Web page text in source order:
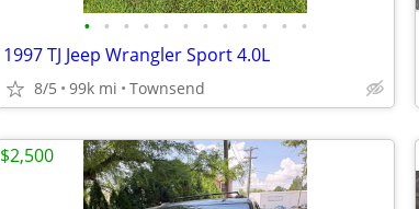
• • • • • • • • • • • •
1997 TJ Jeep Wrangler Sport 4.0L
8/5 99k mi Townsend
$2,500